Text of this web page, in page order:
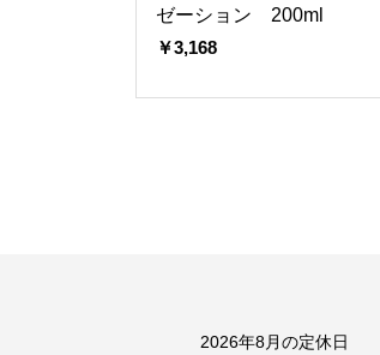
ゼーション 200ml
￥3,168
2026年8月の定休日